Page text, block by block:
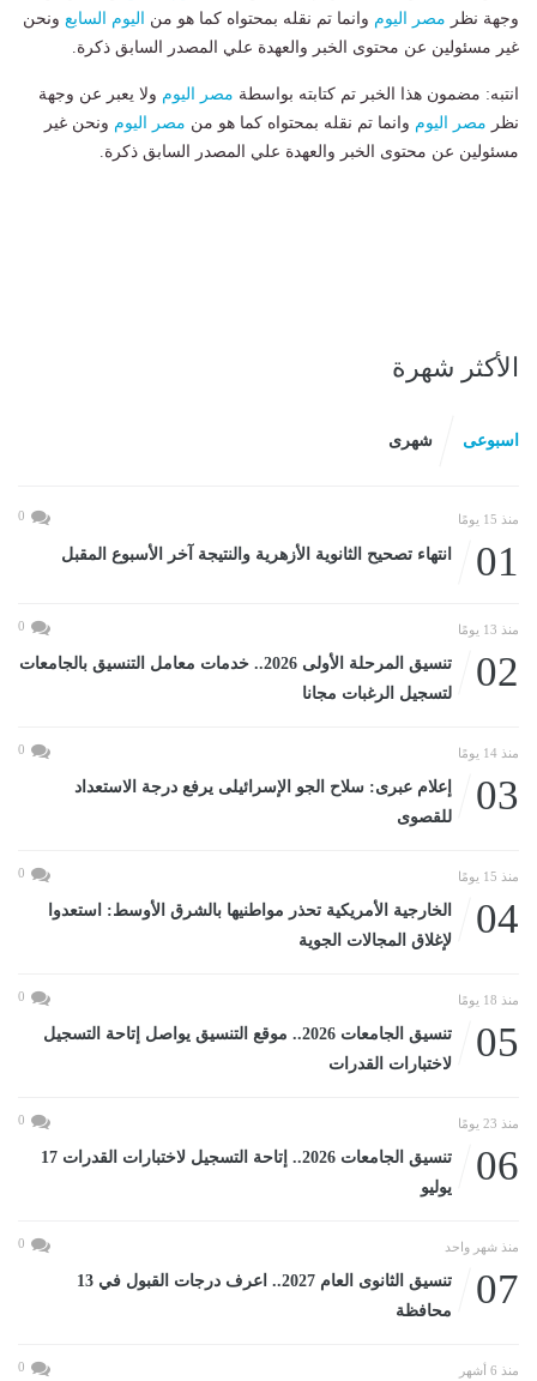
وجهة نظر مصر اليوم وانما تم نقله بمحتواه كما هو من اليوم السابع ونحن
غير مسئولين عن محتوى الخبر والعهدة علي المصدر السابق ذكرة.
انتبه: مضمون هذا الخبر تم كتابته بواسطة مصر اليوم ولا يعبر عن وجهة
نظر مصر اليوم وانما تم نقله بمحتواه كما هو من مصر اليوم ونحن غير
مسئولين عن محتوى الخبر والعهدة علي المصدر السابق ذكرة.
الأكثر شهرة
اسبوعى شهرى
منذ 15 يومًا 0
01 انتهاء تصحيح الثانوية الأزهرية والنتيجة آخر الأسبوع المقبل
منذ 13 يومًا 0
02
تنسيق المرحلة الأولى 2026.. خدمات معامل التنسيق بالجامعات
لتسجيل الرغبات مجانا
منذ 14 يومًا 0
03
إعلام عبرى: سلاح الجو الإسرائيلى يرفع درجة الاستعداد
للقصوى
منذ 15 يومًا 0
04
الخارجية الأمريكية تحذر مواطنيها بالشرق الأوسط: استعدوا
لإغلاق المجالات الجوية
منذ 18 يومًا 0
05
تنسيق الجامعات 2026.. موقع التنسيق يواصل إتاحة التسجيل
لاختبارات القدرات
منذ 23 يومًا 0
06
تنسيق الجامعات 2026.. إتاحة التسجيل لاختبارات القدرات 17
يوليو
منذ شهر واحد 0
07
تنسيق الثانوى العام 2027.. اعرف درجات القبول في 13
محافظة
منذ 6 أشهر 0